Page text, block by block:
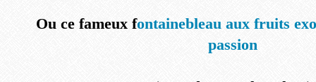
Ou ce fameux fontainebleau aux fruits
passion